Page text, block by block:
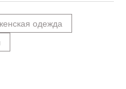
одежда